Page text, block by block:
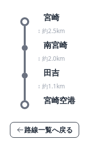
宮崎
↕ 約2.5km
南宮崎
↕ 約2.0km
田吉
↕ 約1.1km
宮崎空港
路線一覧へ戻る